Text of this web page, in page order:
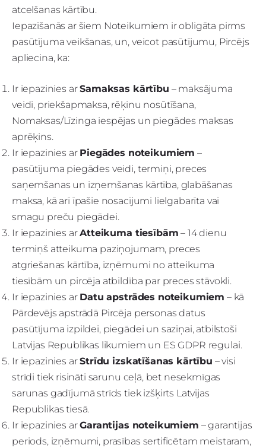
atcelšanas kārtību.
Iepazīšanās ar šiem Noteikumiem ir obligāta pirms
pasūtījuma veikšanas, un, veicot pasūtījumu, Pircējs
apliecina, ka:
Ir iepazinies arSamaksas kārtību – maksājuma
veidi, priekšapmaksa, rēķinu nosūtīšana,
Nomaksas/Līzinga iespējas un piegādes maksas
aprēķins.
Ir iepazinies ar Piegādes noteikumiem –
pasūtījuma piegādes veidi, termiņi, preces
saņemšanas un izņemšanas kārtība, glabāšanas
maksa, kā arī īpašie nosacījumi lielgabarīta vai
smagu preču piegādei.
Ir iepazinies arAtteikuma tiesībām – 14 dienu
termiņš atteikuma paziņojumam, preces
atgriešanas kārtība, izņēmumi no atteikuma
tiesībām un pircēja atbildība par preces stāvokli.
Ir iepazinies ar Datu apstrādes noteikumiem – kā
Pārdevējs apstrādā Pircēja personas datus
pasūtījuma izpildei, piegādei un saziņai, atbilstoši
Latvijas Republikas likumiem un ES GDPR regulai.
Ir iepazinies arStrīdu izskatīšanas kārtību – visi
strīdi tiek risināti sarunu ceļā, bet nesekmīgas
sarunas gadījumā strīds tiek izšķirts Latvijas
Republikas tiesā.
Ir iepazinies arGarantijas noteikumiem – garantijas
periods, izņēmumi, prasības sertificētam meistaram,